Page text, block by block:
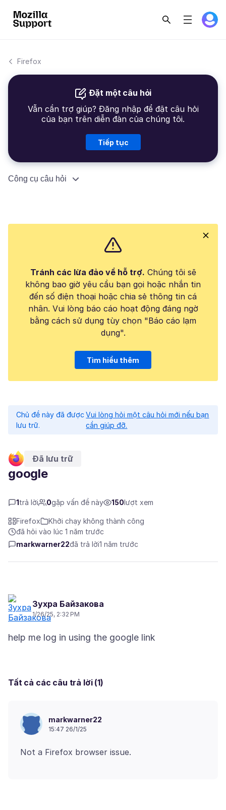
Firefox
Đặt một câu hỏi
Vẫn cần trợ giúp? Đăng nhập để đặt câu hỏi
của bạn trên diễn đàn của chúng tôi.
Tiếp tục
Công cụ câu hỏi
Tránh các lừa đảo về hỗ trợ. Chúng tôi sẽ
không bao giờ yêu cầu bạn gọi hoặc nhắn tin
đến số điện thoại hoặc chia sẻ thông tin cá
nhân. Vui lòng báo cáo hoạt động đáng ngờ
bằng cách sử dụng tùy chọn "Báo cáo lạm
dụng".
Tìm hiểu thêm
Chủ đề này đã được
lưu trữ.
Vui lòng hỏi một câu hỏi mới nếu bạn
cần giúp đỡ.
Đã lưu trữ
google
1trả lời 0gặp vấn đề này 150lượt xem
Firefox
Khởi chạy không thành công
đã hỏi vào lúc 1 năm trước
markwarner22đã trả lời1 năm trước
Зухра Байзакова
1/26/25, 2:32 PM
Tất cả các câu trả lời (1)
markwarner22
15:47 26/1/25